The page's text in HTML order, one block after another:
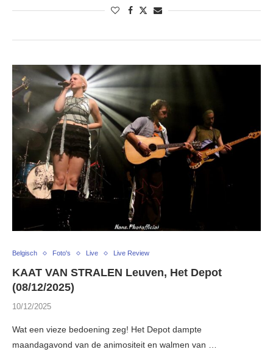
Belgisch Foto's Live Live Review
KAAT VAN STRALEN Leuven, Het Depot
(08/12/2025)
10/12/2025
Wat een vieze bedoening zeg! Het Depot dampte
maandagavond van de animositeit en walmen van …